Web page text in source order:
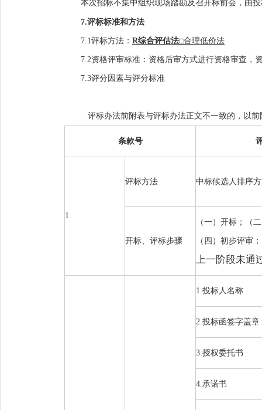
本次招标不集中组织现场踏勘及召开标前会，由
7.评标标准和方法
7.1评标方法： R综合评估法□合理低价法
7.2资格评审标准 ： 资格后审方式进行资格审查，
7.3评分因素与评分标准
评标办法前附表与评标办法正文不一致的，以前
条款号
1
评标方法 中标候选人排序
开标、评标步骤
（一）开标；（
（四）初步评审
上一阶段未通
1.投标人名称
2.投标函签字盖章
3.授权委托书
4.承诺书